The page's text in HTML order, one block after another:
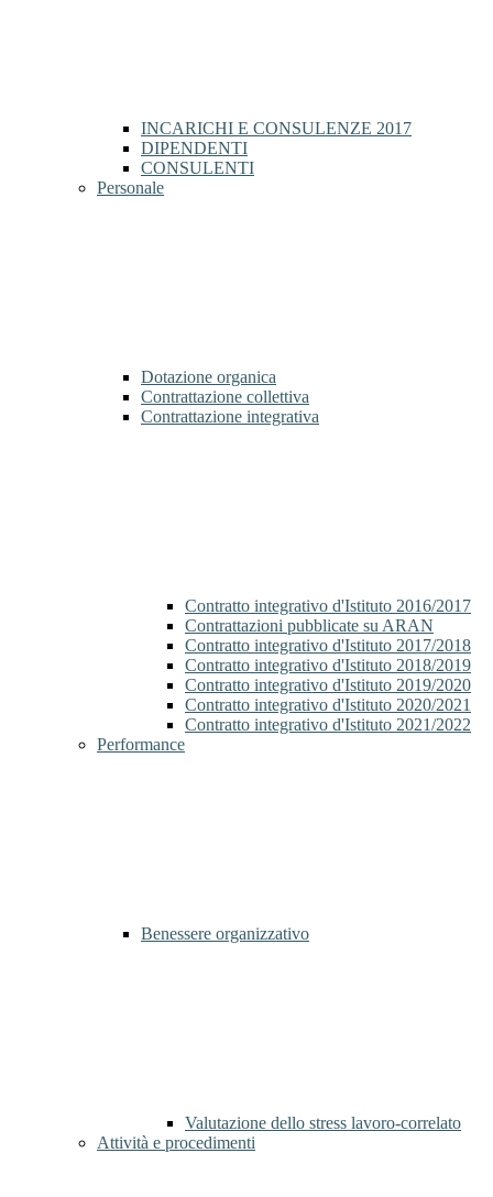
INCARICHI E CONSULENZE 2017
DIPENDENTI
CONSULENTI
Personale
Dotazione organica
Contrattazione collettiva
Contrattazione integrativa
Contratto integrativo d'Istituto 2016/2017
Contrattazioni pubblicate su ARAN
Contratto integrativo d'Istituto 2017/2018
Contratto integrativo d'Istituto 2018/2019
Contratto integrativo d'Istituto 2019/2020
Contratto integrativo d'Istituto 2020/2021
Contratto integrativo d'Istituto 2021/2022
Performance
Benessere organizzativo
Valutazione dello stress lavoro-correlato
Attività e procedimenti